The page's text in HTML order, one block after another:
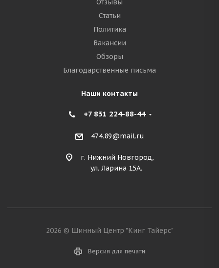
Отзывы
Статьи
Политика
Вакансии
Обзоры
Благодарственные письма
Наши контакты
+7 831 224-88-44
474.89@mail.ru
г. Нижний Новгород,
ул. Ларина 15А.
2026 © Шинный Центр "Кинг Тайерс"
Версия для печати